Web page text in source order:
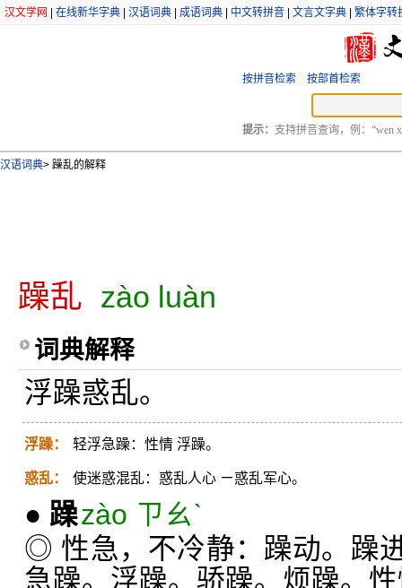
汉文学网 在线新华字典 汉语词典 成语词典 中文转拼音 文言文字典 繁体字转
按拼音检索 按部首检索
提示： 支持拼音查询，例：“wen
汉语词典> 躁乱的解释
躁乱 zào luàn
词典解释
浮躁惑乱。
浮躁： 轻浮急躁：性情 浮躁。
惑乱： 使迷惑混乱：惑乱人心 ㄧ惑乱军心。
● 躁zào ㄗㄠˋ
◎ 性急，不冷静：躁动。躁
急躁。浮躁。骄躁。烦躁。